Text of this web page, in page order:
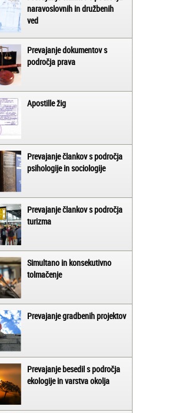
naravoslovnih in družbenih
ved
Prevajanje dokumentov s
področja prava
Apostille žig
Prevajanje člankov s področja
psihologije in sociologije
Prevajanje člankov s področja
turizma
Simultano in konsekutivno
tolmačenje
Prevajanje gradbenih projektov
Prevajanje besedil s področja
ekologije in varstva okolja